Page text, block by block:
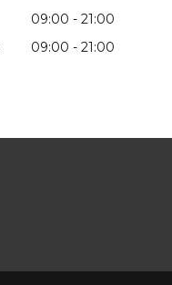
09:00 - 21:00
09:00 - 21:00